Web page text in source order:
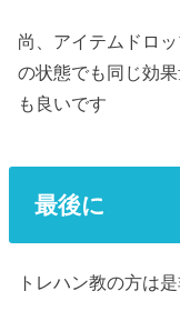
尚、アイテムドロ
の状態でも同じ効
も良いです
最後に
トレハン教の方は